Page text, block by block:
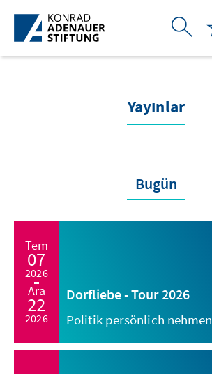
Skip to Main Content
Yayınlar
Bugün
Tem
07
2026
Ara
22
2026
Dorfliebe - Tour 2026
Politik persönlich nehmen